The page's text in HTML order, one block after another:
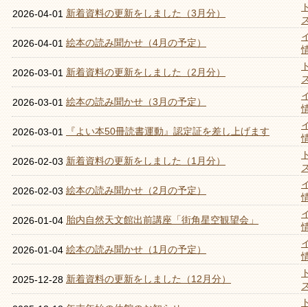
2026-04-01 新着資料の更新をしました（3月分）
2026-04-01 絵本の読み聞かせ（4月の予定）
2026-03-01 新着資料の更新をしました（2月分）
2026-03-01 絵本の読み聞かせ（3月の予定）
2026-03-01 『よい本50冊読書運動』認定証を差し上げます
2026-02-03 新着資料の更新をしました（1月分）
2026-02-03 絵本の読み聞かせ（2月の予定）
2026-01-04 胎内自然天文館出前講座「街角星空観望会」
2026-01-04 絵本の読み聞かせ（1月の予定）
2025-12-28 新着資料の更新をしました（12月分）